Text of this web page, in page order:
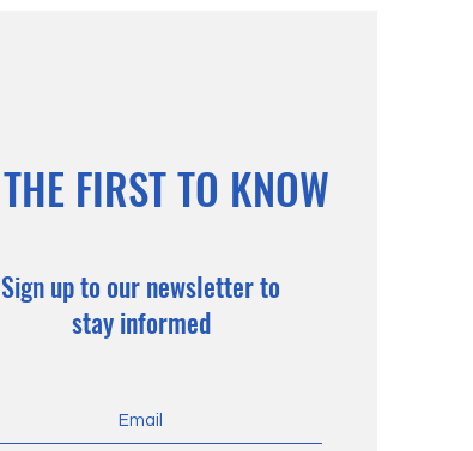
FIRST TO KNOW
Sign up to our newsletter to
stay informed